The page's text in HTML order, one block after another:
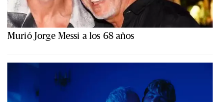
Murió Jorge Messi a los 68 años